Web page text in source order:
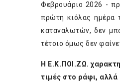
Φεβρουάριο 2026 -
πρώτη κιόλας ημέρα
καταναλωτών, δεν
τέτοιο όμως δεν
Η Ε.Κ.ΠΟΙ.ΖΩ.
τιμές στο ράφι,